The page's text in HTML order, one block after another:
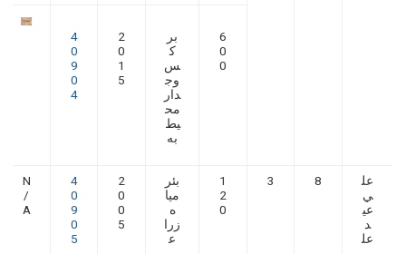
6
0
0
بر
ك
س
وج
دار
مح
يط
به
2
0
1
5
4
0
9
0
4
عل
ي
عي
د
عل
8
3
1
2
0
بئر
ميا
ه
زرا
ع
2
0
0
5
4
0
9
0
5
N
/
A